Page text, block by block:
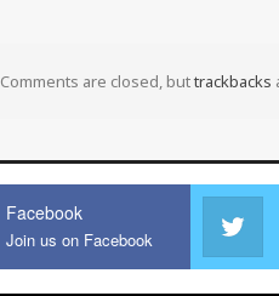
Comments are closed, buttrackbacks
Facebook
Join us on Facebook